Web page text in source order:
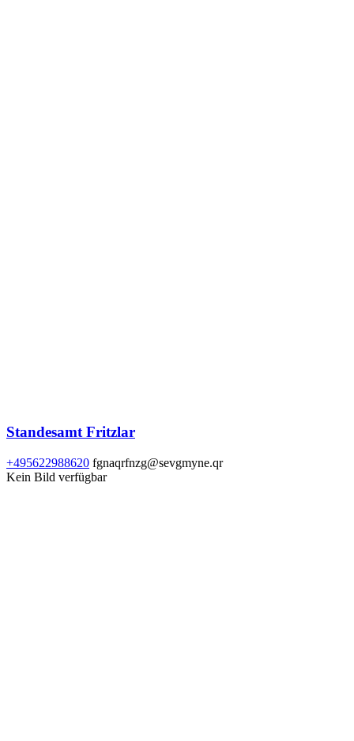
Standesamt Fritzlar
+495622988620 fgnaqrfnzg@sevgmyne.qr
Kein Bild verfügbar